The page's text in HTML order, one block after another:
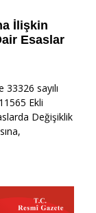
İlişkin
Esaslar
sayılı
Ekli
Değişiklik